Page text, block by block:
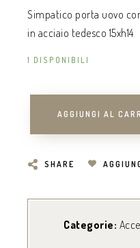
Simpatico porta uovo
in acciaio tedesco 15xh14
1 DISPONIBILI
AGGIUNGI AL
SHARE
Categorie: